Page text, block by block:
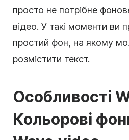
просто не потрібне
відео. У такі моменти ви
простий фон, на якому
розмістити текст.
Особливості
Кольорові